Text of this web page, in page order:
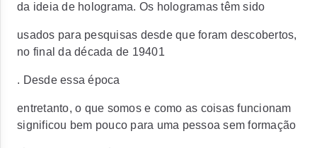
da ideia de holograma. Os hologramas têm sido
usados para pesquisas desde que foram descobertos,
no final da década de 19401
. Desde essa época
entretanto, o que somos e como as coisas funcionam
significou bem pouco para uma pessoa sem formação